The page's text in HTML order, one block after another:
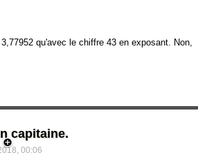
qu'avec le chiffre 43 en exposant. Non,
capitaine.
00:06